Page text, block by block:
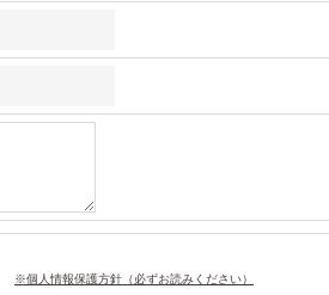
※個人情報保護方針（必ずお読みください）